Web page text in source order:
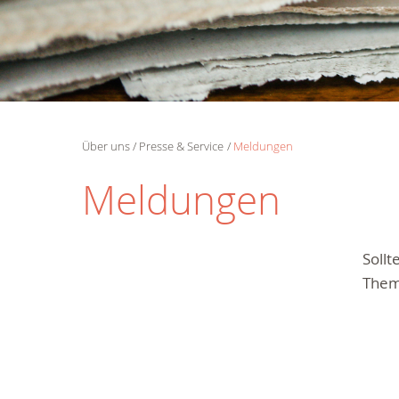
Über uns Presse & Service Meldungen
Meldungen